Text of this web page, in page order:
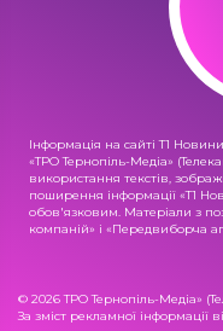
Інформація на сайті Т1
«ТРО Тернопіль-Медіа»
використання текстів,
поширення інформації «Т1
обов'язковим. Матеріали з
компаній» і «Передвиборча
© 2026 ТРО Тернопіль-Медіа»
За зміст рекламної інформації